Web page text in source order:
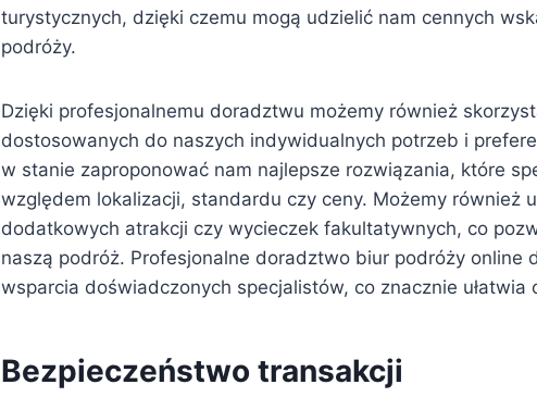
turystycznych, dzięki czemu mogą udzielić nam cennych
podróży.
Dzięki profesjonalnemu doradztwu możemy również
dostosowanych do naszych indywidualnych potrzeb i
w stanie zaproponować nam najlepsze rozwiązania, które
względem lokalizacji, standardu czy ceny. Możemy również
dodatkowych atrakcji czy wycieczek fakultatywnych, co
naszą podróż. Profesjonalne doradztwo biur podróży online
wsparcia doświadczonych specjalistów, co znacznie ułatwia
Bezpieczeństwo transakcji